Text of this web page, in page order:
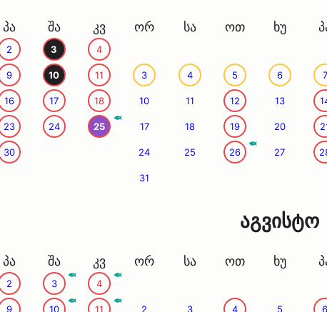
პა შა კვ
2 3 4
9 10 11
16 17 18
23 24 25
30
ორ სა ოთ ხუ
3 4 5 6 7
10 11 12 13
17 18 19 20
24 25 26 27
31
პა შა კვ
2 3 4
9 10 11
აგვისტო
ორ სა ოთ ხუ
2 3 4 5 6